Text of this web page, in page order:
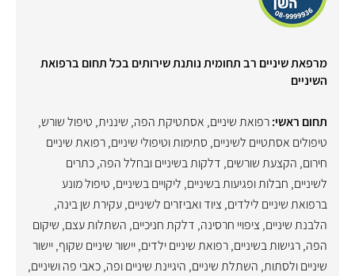
מרפאת שיניים רב תחומית נותנת שירותים בכל תחום ברפואת
השיניים
תחום ראשי:רפואת שיניים, אסתטיקת הפה, שיננית, טיפול שורש,
טיפולים אסתטיים לשיניים, סתימות וטיפולי שיניים,רפואת שיניים
חירום, הקצעת שורשים, דלקות בשיניים ובחלל הפה,כתרים
לשיניים, חבלות ופגיעות בשיניים, ליקויים בשיניים, טיפול מונע
ברפואת שיניים לילדים, ציוד ואביזרים לשיניים,עקירת שן בינה,
הלבנת שיניים, ציפויי חרסינה, דלקת חניכיים, השתלות עצם, שיקום
הפה,רגישות בשיניים,רפואת שיניים ילדים,יישור שיניים שקוף,יישור
שיניים ולסתות, השתלת שיניים, היגיינת שיניים ופה,כאבי פה ושיניים,